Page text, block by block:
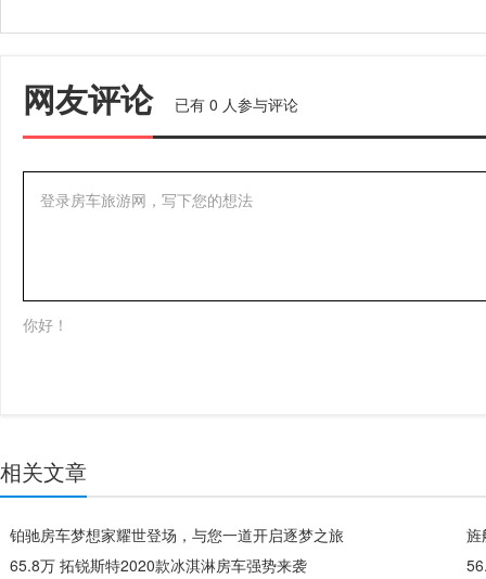
网友评论 已有 0 人参与评论
登录房车旅游网，写下您的想法
你好！
相关文章
铂驰房车梦想家耀世登场，与您一道开启逐梦之旅
旌
65.8万 拓锐斯特2020款冰淇淋房车强势来袭